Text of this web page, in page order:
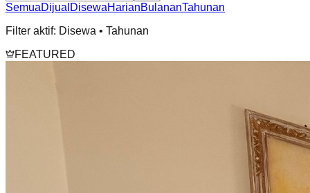
SemuaDijual DisewaHarianBulananTahunan
Filter aktif: Disewa • Tahunan
FEATURED